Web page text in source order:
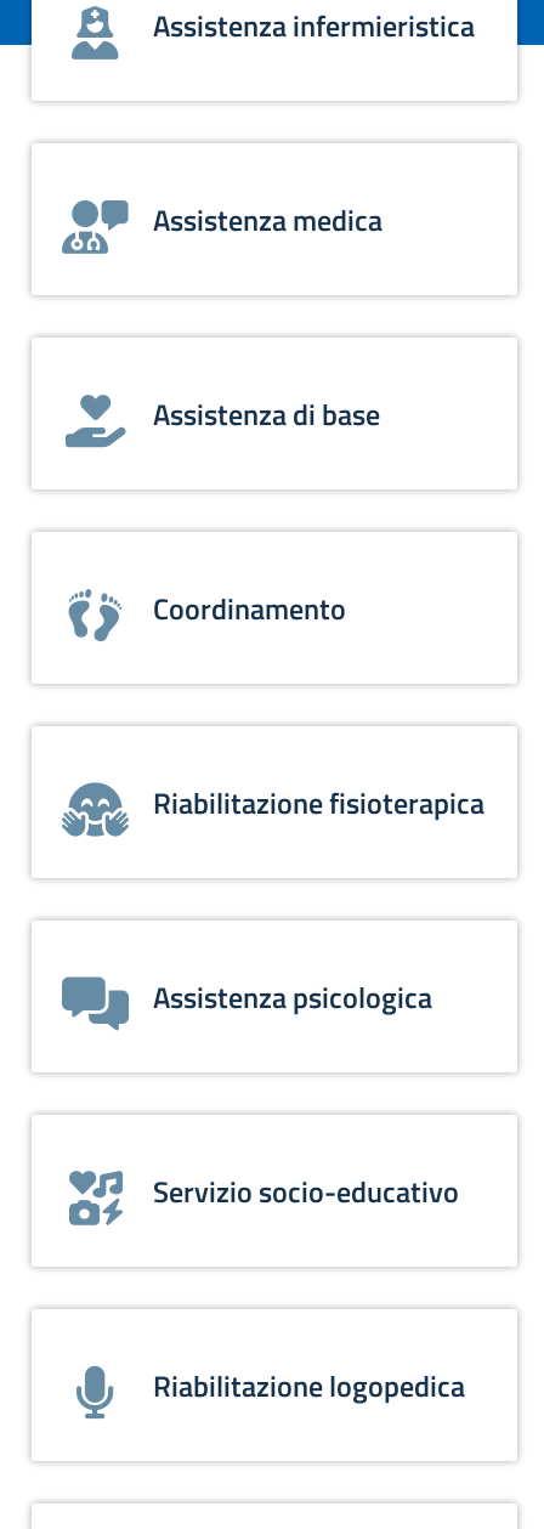
Assistenza infermieristica
Assistenza medica
Assistenza di base
Coordinamento
Riabilitazione fisioterapica
Assistenza psicologica
Servizio socio-educativo
Riabilitazione logopedica